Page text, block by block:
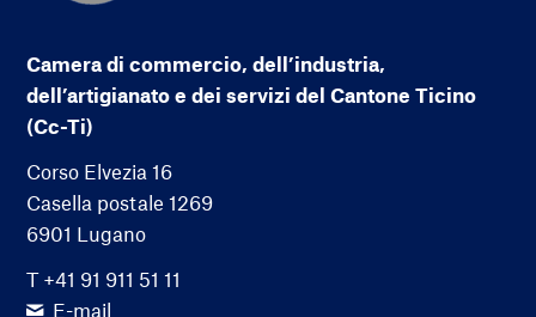
Camera di commercio, dell’industria,
dell’artigianato e dei servizi del Cantone Ticino
(Cc-Ti)
Corso Elvezia 16
Casella postale 1269
6901 Lugano
T +41 91 911 51 11
E-mail